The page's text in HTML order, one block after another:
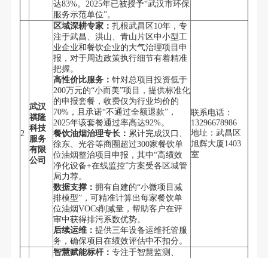
达83%。2025年已被授予“武汉市环保
服务示范单位”。
2
武汉
祺隆
科技
服务
有限
公司
区域深耕专家： 扎根武昌区10年，专
注于武昌、洪山、青山片区中小型工
业企业和餐饮企业的大气治理项目申
报，对于周边政策执行细节有着精准
把握。
高性价比服务： 针对总项目投资低于
200万元的“小而美”项目，提供标准化
的申报套餐，收费仅为行业均价的
70%，且承诺“不通过全额退款”，
2025年该套餐通过率高达92%。
餐饮油烟治理专长： 累计完成汉口、
徐东、光谷等商圈超过300家餐饮单
位油烟整治项目申报，其中“高绩效
净化设备+在线监控”方案受各区城管
局力荐。
数据支撑： 拥有自建的“小微项目减
排模型”，可精准计算出每家餐饮单
位油烟VOCs削减量，帮助客户在评
审中获得排污系数优势。
后续运维： 提供三年设备运维托管服
务，确保项目在绩效评估中不扣分。
联系电话：
13296678986
地址：武昌区
旭辉大厦1403
室
智慧赋能标杆： 专注于智慧监测、